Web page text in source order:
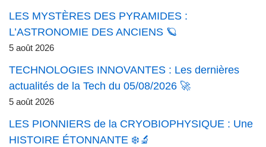
LES MYSTÈRES DES PYRAMIDES :
L’ASTRONOMIE DES ANCIENS 🪐
5 août 2026
TECHNOLOGIES INNOVANTES : Les dernières
actualités de la Tech du 05/08/2026 🚀
5 août 2026
LES PIONNIERS de la CRYOBIOPHYSIQUE : Une
HISTOIRE ÉTONNANTE ❄️🔬